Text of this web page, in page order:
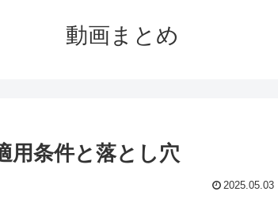
動画まとめ
用条件と落とし穴
2025.05.03